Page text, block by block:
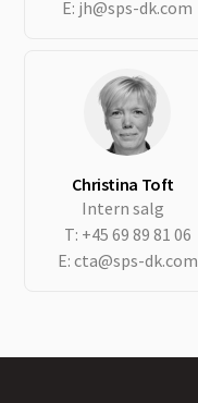
E: jh@sps-dk.com
Christina Toft
Intern salg
T: +45 69 89 81 06
E: cta@sps-dk.com